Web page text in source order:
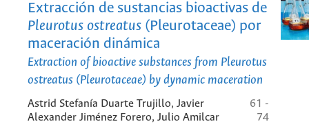
Extracción de sustancias bioactivas de
Pleurotus ostreatus (Pleurotaceae) por
maceración dinámica
Extraction of bioactive substances from Pleurotus
ostreatus (Pleurotaceae) by dynamic maceration
Astrid Stefanía Duarte Trujillo, Javier
Alexander Jiménez Forero, Julio Amilcar
61 -
74